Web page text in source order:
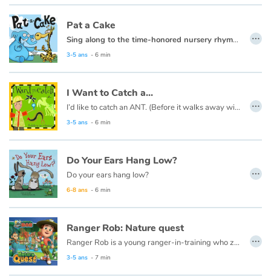
Pat a Cake
Sing along to the time-honored nursery rhyme
Pat-a-
Hazel Q. Nursery Rhymescelebrate children's best-loved read along nursery rhymes and songs. Nursery rhymes are the classic introduction for babies and young children to the idea of storytelling. While delighting in the rhyming words and appealing illustrations featuring animal characters, children are boosting their language development and learning social skills.
3-5 ans - 6 min
…
I Want to Catch a...
I’d like to catch an ANT. (Before it walks away with my lunch.)
3-5 ans - 6 min
…
Do Your Ears Hang Low?
Do your ears hang low?
6-8 ans - 6 min
…
Ranger Rob: Nature quest
Ranger Rob is a young ranger-in-training who ziplines, swings and even snowboards his way around Big Sky Park, the coolest natural adventure park ever. It features all sorts of ecosystems and Rob thinks of it as his very own adventure-filled playground. With so much to explore and discover he’s in for the experience of a lifetime―and you’re invited to come along for the ride! Ranger ready to get outside?
This book is also available in French:Ranger Rob Mission Nature
3-5 ans - 7 min
…